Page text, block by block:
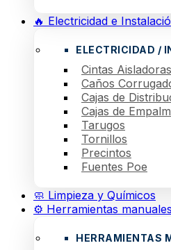
🔥 Electricidad e
ELECTRICIDAD /
Cintas Aisladoras
Caños
Cajas de
Cajas de
Tarugos
Tornillos
Precintos
Fuentes Poe
🧼 Limpieza y Químicos
⚙️ Herramientas manuales
HERRAMIENTAS